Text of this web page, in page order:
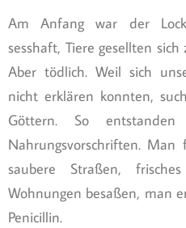
Am Anfang war der
sesshaft, Tiere gesellten
Aber tödlich. Weil sich
nicht erklären konnten,
Göttern. So
Nahrungsvorschriften.
saubere Straßen,
Wohnungen besaßen, man
Penicillin.